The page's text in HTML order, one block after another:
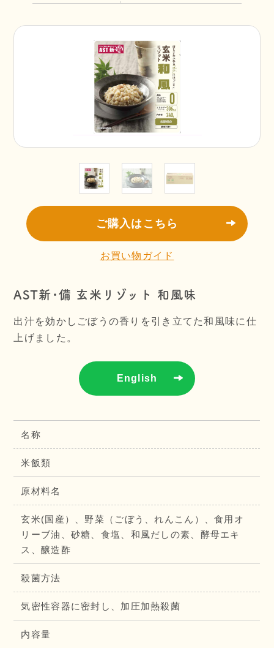
ご購入はこちら
お買い物ガイド
AST新･備 玄米リゾット 和風味
出汁を効かしごぼうの香りを引き立てた和風味に仕
上げました。
English
名称
米飯類
原材料名
玄米(国産）、野菜（ごぼう、れんこん）、食用オ
リーブ油、砂糖、食塩、和風だしの素、酵母エキ
ス、醸造酢
殺菌方法
気密性容器に密封し、加圧加熱殺菌
内容量